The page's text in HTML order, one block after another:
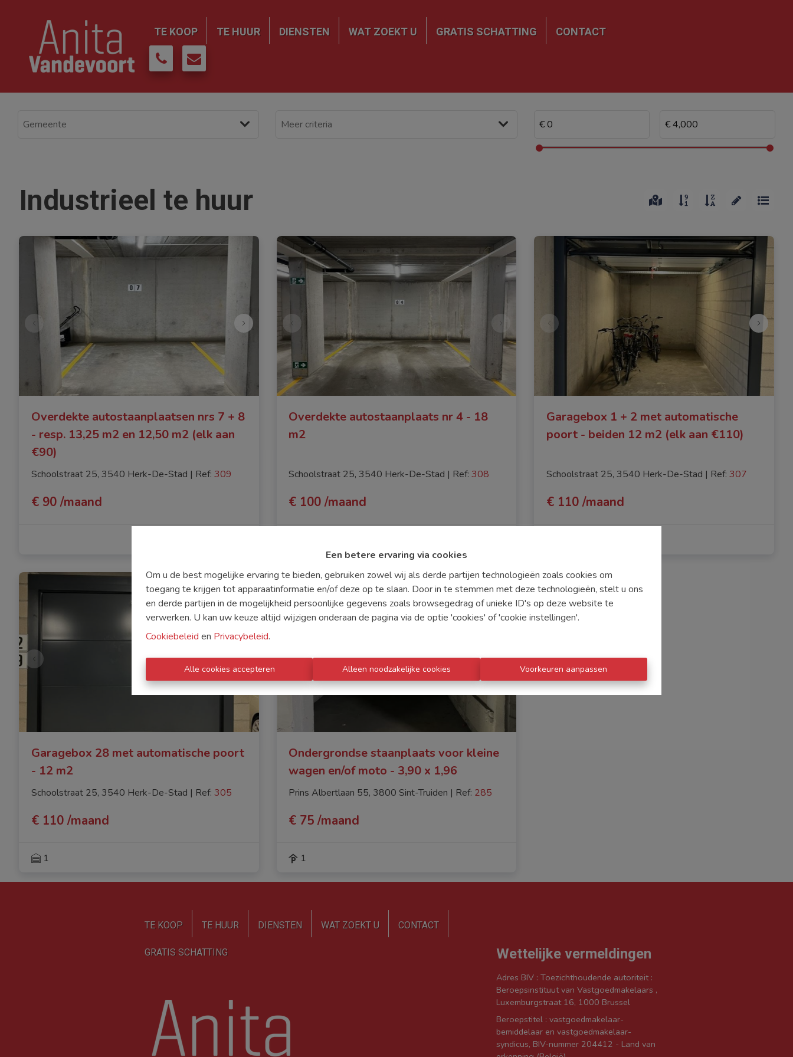
Een betere ervaring via cookies
Om u de best mogelijke ervaring te bieden, gebruiken zowel wij als derde partijen technologieën zoals cookies om
toegang te krijgen tot apparaatinformatie en/of deze op te slaan. Door in te stemmen met deze technologieën, stelt u ons
en derde partijen in de mogelijkheid persoonlijke gegevens zoals browsegedrag of unieke ID's op deze website te
verwerken. U kan uw keuze altijd wijzigen onderaan de pagina via de optie 'cookies' of 'cookie instellingen'.
Cookiebeleid en Privacybeleid.
Alle cookies accepteren Alleen noodzakelijke cookies Voorkeuren aanpassen
TE KOOP TE HUUR DIENSTEN WAT ZOEKT U GRATIS SCHATTING CONTACT
Industrieel te huur
Overdekte autostaanplaatsen nrs 7 + 8
- resp. 13,25 m2 en 12,50 m2 (elk aan
€90)
Schoolstraat 25, 3540 Herk-De-Stad | Ref: 309
€ 90 /maand
Overdekte autostaanplaats nr 4 - 18
m2
Schoolstraat 25, 3540 Herk-De-Stad | Ref: 308
€ 100 /maand
Garagebox 1 + 2 met automatische
poort - beiden 12 m2 (elk aan €110)
Schoolstraat 25, 3540 Herk-De-Stad | Ref: 307
€ 110 /maand
Garagebox 28 met automatische poort
- 12 m2
Schoolstraat 25, 3540 Herk-De-Stad | Ref: 305
€ 110 /maand
1
Ondergrondse staanplaats voor kleine
wagen en/of moto - 3,90 x 1,96
Prins Albertlaan 55, 3800 Sint-Truiden | Ref: 285
€ 75 /maand
1
TE KOOP TE HUUR DIENSTEN WAT ZOEKT U CONTACT
GRATIS SCHATTING Wettelijke vermeldingen
Adres BIV : Toezichthoudende autoriteit :
Beroepsinstituut van Vastgoedmakelaars ,
Luxemburgstraat 16, 1000 Brussel
Beroepstitel : vastgoedmakelaar-
bemiddelaar en vastgoedmakelaar-
syndicus, BIV-nummer 204412 - Land van